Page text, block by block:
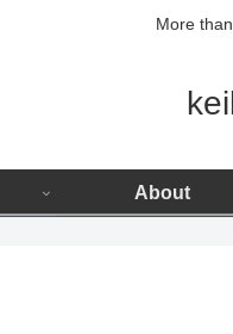
More
About